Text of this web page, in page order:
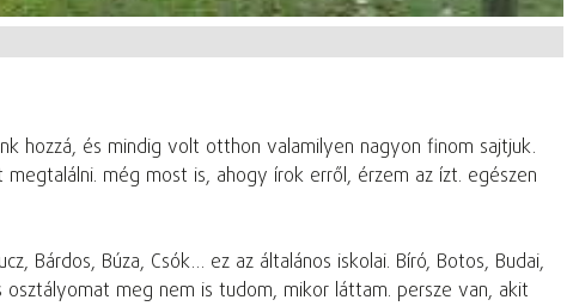
hozzá, és mindig volt otthon valamilyen nagyon finom sajtjuk.
még most is, ahogy írok erről, érzem az ízt. egészen
Bárdos, Búza, Csók… ez az általános iskolai. Bíró, Botos, Budai,
meg nem is tudom, mikor láttam. persze van, akit